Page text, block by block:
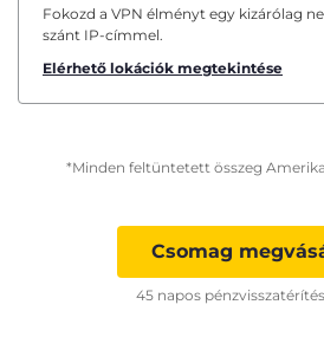
Fokozd a VPN élményt egy kizárólag
szánt IP-címmel.
Elérhető lokációk megtekintése
*Minden feltüntetett összeg
Csomag
45 napos